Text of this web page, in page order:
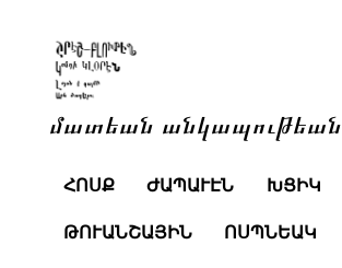
մատեան անկապութեան
ՀՈՍՔ ԺԱՊԱՒԷՆ ԽՑԻԿ
ԹՈՒԱՆՇԱՅԻՆ ՈՍՊՆԵԱԿ